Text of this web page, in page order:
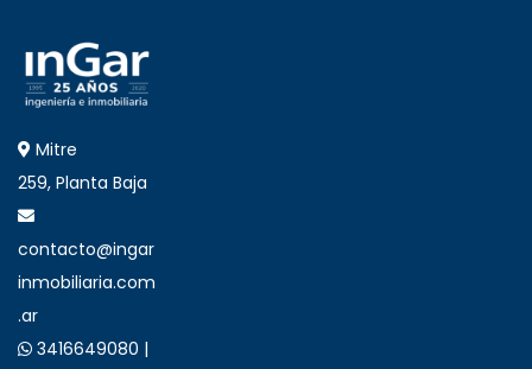
Mitre
259, Planta Baja
contacto@ingar
inmobiliaria.com
.ar
3416649080 |